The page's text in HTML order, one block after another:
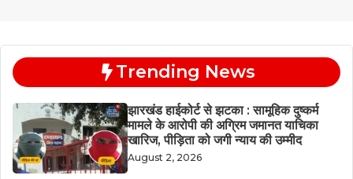
Trending News
झारखंड हाईकोर्ट से झटका : सामूहिक दुष्कर्म
मामले के आरोपी की अग्रिम जमानत याचिका
खारिज, पीड़िता को जगी न्याय की उम्मीद
August 2, 2026